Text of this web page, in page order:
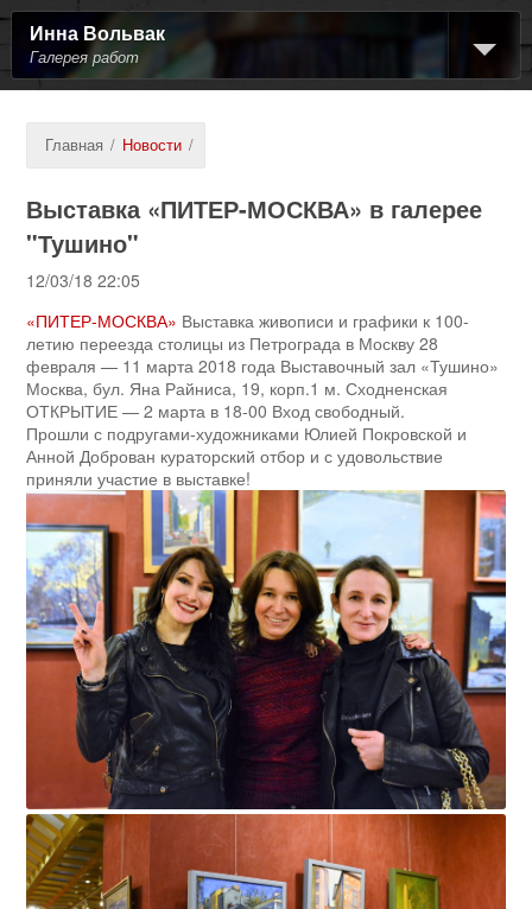
Инна Вольвак
Галерея работ
Главная / Новости /
Выставка «ПИТЕР-МОСКВА» в галерее
"Тушино"
12/03/18 22:05
«ПИТЕР-МОСКВА» Выставка живописи и графики к 100-
летию переезда столицы из Петрограда в Москву 28
февраля — 11 марта 2018 года Выставочный зал «Тушино»
Москва, бул. Яна Райниса, 19, корп.1 м. Сходненская
ОТКРЫТИЕ — 2 марта в 18-00 Вход свободный.
Прошли с подругами-художниками Юлией Покровской и
Анной Доброван кураторский отбор и с удовольствие
приняли участие в выставке!